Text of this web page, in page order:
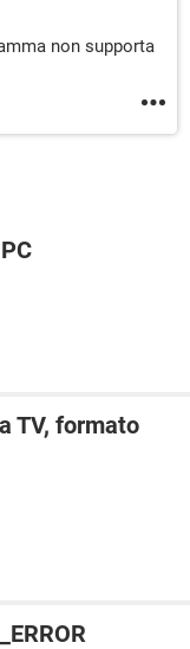
non supporta
TV, formato